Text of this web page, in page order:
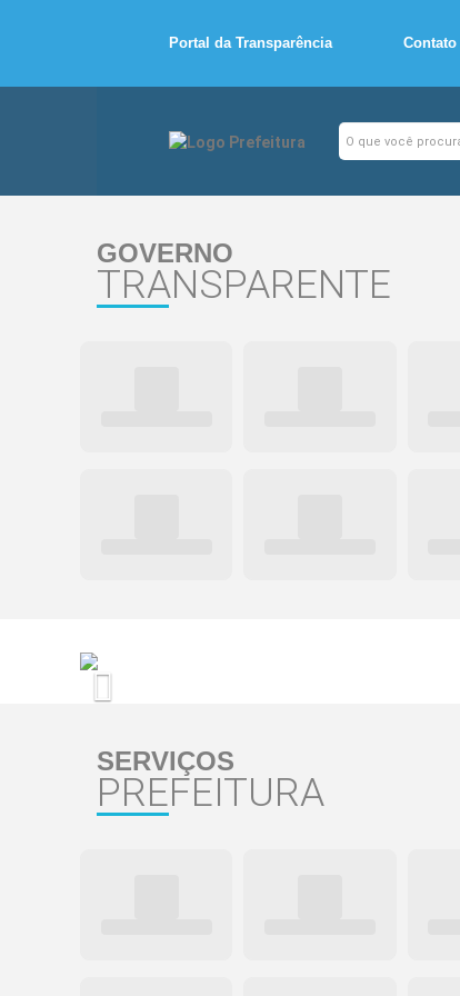
Portal da Transparência Contato
GOVERNO
TRANSPARENTE
SERVIÇOS
PREFEITURA